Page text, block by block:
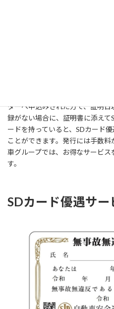
ターへ申込みされた方で、証明
録がない場合に、証明書に添えて
ードを持っていると、SDカード
ことができます。発行には手数
車グループでは、お得なサービ
す。
SDカード優遇サー